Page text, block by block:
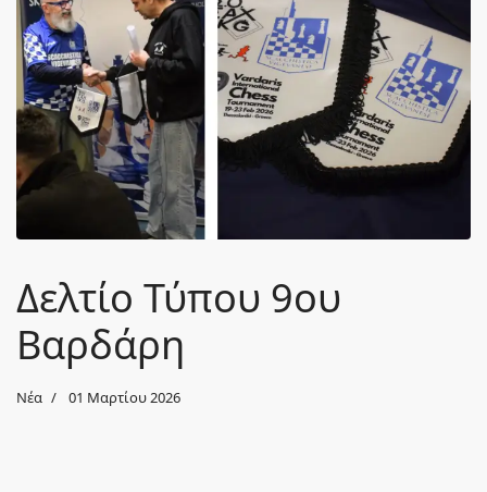
Δελτίο Τύπου 9ου
Βαρδάρη
Νέα 01 Μαρτίου 2026